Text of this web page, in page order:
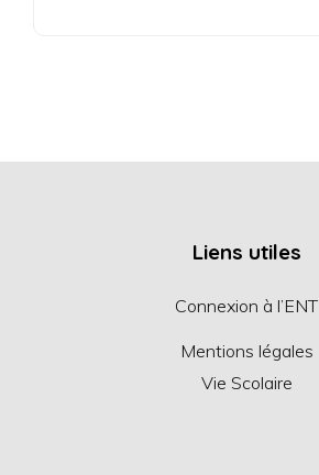
Liens utiles
Connexion à l’ENT
Mentions légales
Vie Scolaire